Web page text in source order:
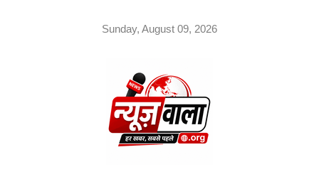
Sunday, August 09, 2026